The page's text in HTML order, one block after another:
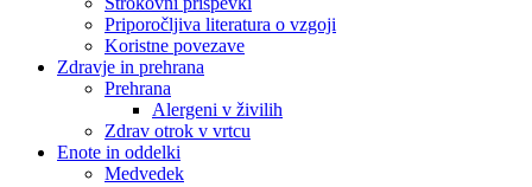
Priporočljiva literatura o vzgoji
Koristne povezave
Zdravje in prehrana
Prehrana
Alergeni v živilih
Zdrav otrok v vrtcu
Enote in oddelki
Medvedek